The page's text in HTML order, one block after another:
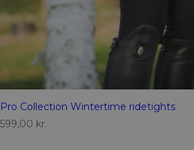
Pro Collection Wintertime ridetights
599,00 kr.